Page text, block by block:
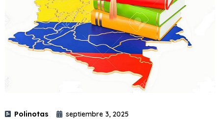
Polinotas septiembre 3, 2025